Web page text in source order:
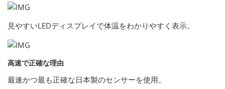
見やすいLEDディスプレイで体温をわかりやすく表示。
高速で正確な理由
最速かつ最も正確な日本製のセンサーを使用。